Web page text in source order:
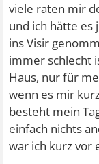
viele raten mir
und ich hätte es
ins Visir
immer schlecht
Haus, nur für
wenn es mir
besteht mein
einfach nichts
war ich kurz vor